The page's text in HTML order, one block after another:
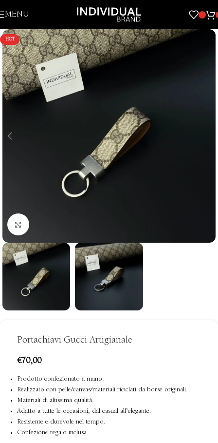
Skip to navigation
MENU
HOT
clicca per ingrandire
Portachiavi Gucci Artigianale
€70,00
Prodotto confezionato a mano.
Realizzato con pelle/canvas/materiali riciclati da borse originali.
Materiali di altissima qualità.
Adatto a tutte le occasioni, dal casual all’elegante.
Resistente e durevole nel tempo.
Confezione regalo inclusa.